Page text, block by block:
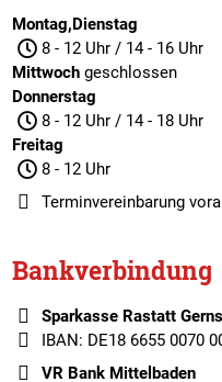
Montag,Dienstag
8 - 12 Uhr / 14 - 16 Uhr
Mittwochgeschlossen
Donnerstag
8 - 12 Uhr / 14 - 18 Uhr
Freitag
8 - 12 Uhr
Terminvereinbarung
Bankverbindung
Sparkasse Rastatt
IBAN: DE18 6655 0070
VR Bank Mittelbaden